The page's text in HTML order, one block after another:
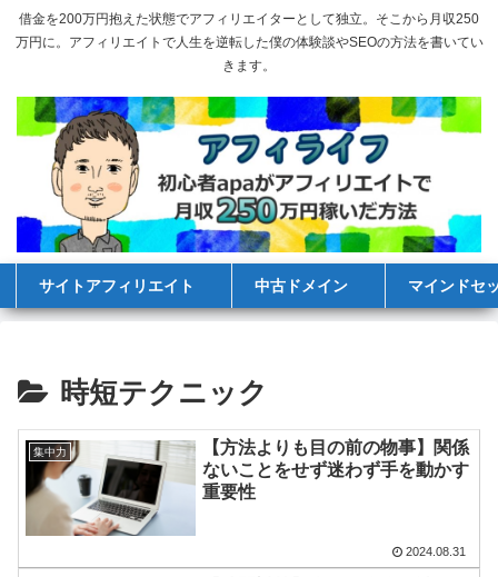
借金を200万円抱えた状態でアフィリエイターとして独立。そこから月収250
万円に。アフィリエイトで人生を逆転した僕の体験談やSEOの方法を書いてい
きます。
サイトアフィリエイト 中古ドメイン マインドセ
時短テクニック
集中力
【方法よりも目の前の物事】関係
ないことをせず迷わず手を動かす
重要性
2024.08.31